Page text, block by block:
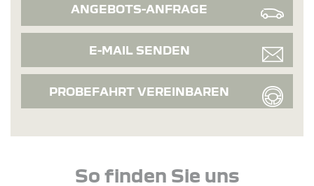
ANGEBOTS-ANFRAGE
E-MAIL SENDEN
PROBEFAHRT VEREINBAREN
So finden Sie uns